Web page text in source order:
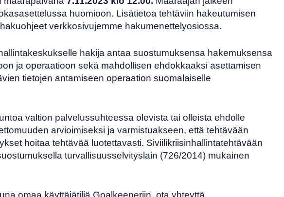
huomioon. Lisätietoa tehtäviin hakeutumisen
verkkosivujemme hakumenettelyosiossa.
hakija antaa suostumuksensa hakemuksensa
ja operaatioon sekä mahdollisen ehdokkaaksi asettamisen
tietojen antamiseen operaation suomalaiselle
valtion palvelussuhteessa olevista tai olleista ehdolle
arvioimiseksi ja varmistuakseen, että tehtävään
hoitaa tehtävää luotettavasti. Siviilikriisinhallintatehtävään
turvallisuusselvityslain (726/2014) mukainen
omaa käyttäjätiliä Goalkeeperiin, ota yhteyttä